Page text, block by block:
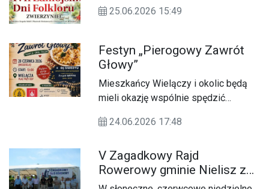
25.06.2026 15:49
Festyn „Pierogowy Zawrót
Głowy”
Mieszkańcy Wielączy i okolic będą
mieli okazję wspólnie spędzić
festynu pn. „Pierogowy Zawrót
24.06.2026 17:48
V Zagadkowy Rajd
Rowerowy gminie Nielisz za
nami